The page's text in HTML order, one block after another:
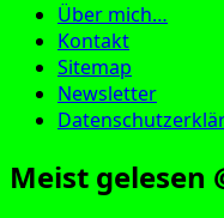
Über mich…
Kontakt
Sitemap
Newsletter
Meist gelesen